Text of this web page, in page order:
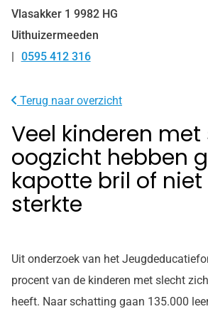
Vlasakker 1 9982 HG
Uithuizermeeden
Tel:
0595 412 316
Terug naar overzicht
Veel kinderen met
oogzicht hebben
kapotte bril of
sterkte
Uit onderzoek van het
procent van de kinderen met slecht
heeft. Naar schatting gaan 135.000